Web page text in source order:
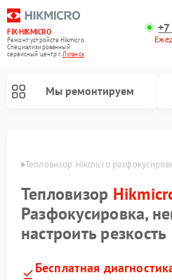
FIX-HIKMICRO
Ремонт устройств Hikmicro
Специализированный
cервисный центр г.Луганск
Мы ремонтируем
Тепловизор Hikmicro
Тепловизор
Разфокусировка,
настроить резкость
Бесплатная